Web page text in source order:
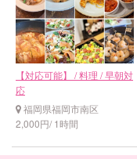
【対応可能】 / 料理 / 早朝対
応
福岡県福岡市南区
2,000円/ 1時間